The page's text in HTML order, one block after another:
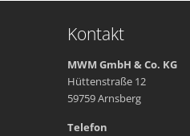
Kontakt
MWM GmbH & Co. KG
Hüttenstraße 12
59759 Arnsberg
Telefon